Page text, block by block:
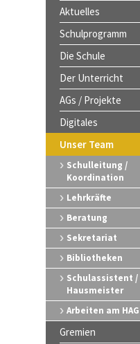
Aktuelles
Schulprogramm
Die Schule
Der Unterricht
AGs / Projekte
Digitales
Unser Team
Schulleitung /
Koordination
Lehrkräfte
Beratung
Sekretariat
Bibliotheken
Schulassistent /
Hausmeister
Arbeiten am HAG
Gremien